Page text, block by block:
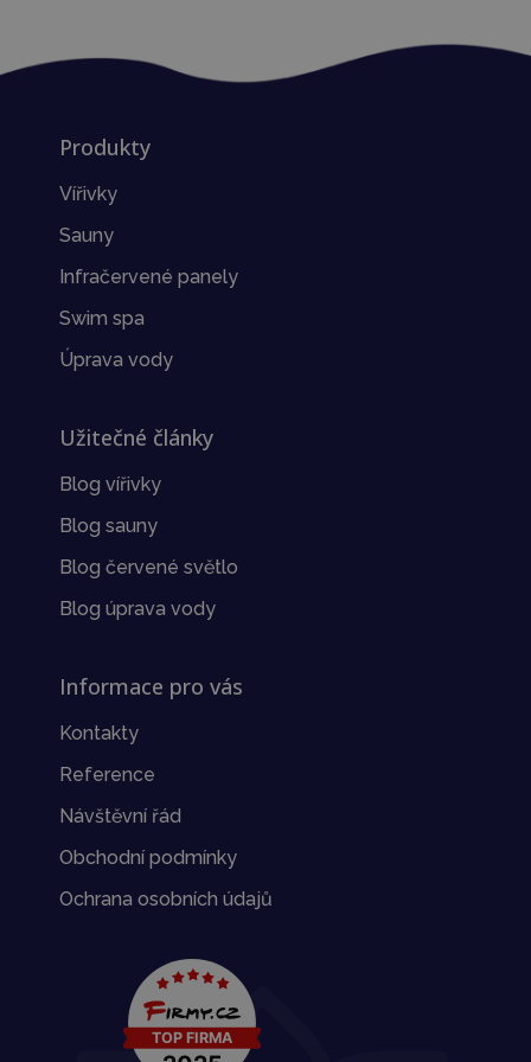
Produkty
Vířivky
Sauny
Infračervené panely
Swim spa
Úprava vody
Užitečné články
Blog vířivky
Blog sauny
Blog červené světlo
Blog úprava vody
Informace pro vás
Kontakty
Reference
Návštěvní řád
Obchodní podmínky
Ochrana osobních údajů